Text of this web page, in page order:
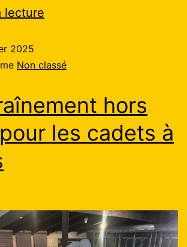
lecture
2025
Non classé
hors
les cadets à